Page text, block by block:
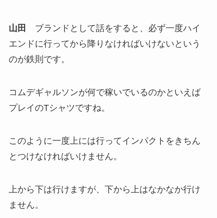
山田
ブランドとして話をすると、必ず一度ハイ
エンドに行ってから降りなければいけないという
のが鉄則です。
コムデギャルソンが何で稼いでいるのかといえば
プレイのTシャツですね。
このように一度上には行ってインパクトをきちん
とつけなければいけません。
上から下は行けますが、下から上はなかなか行け
ません。